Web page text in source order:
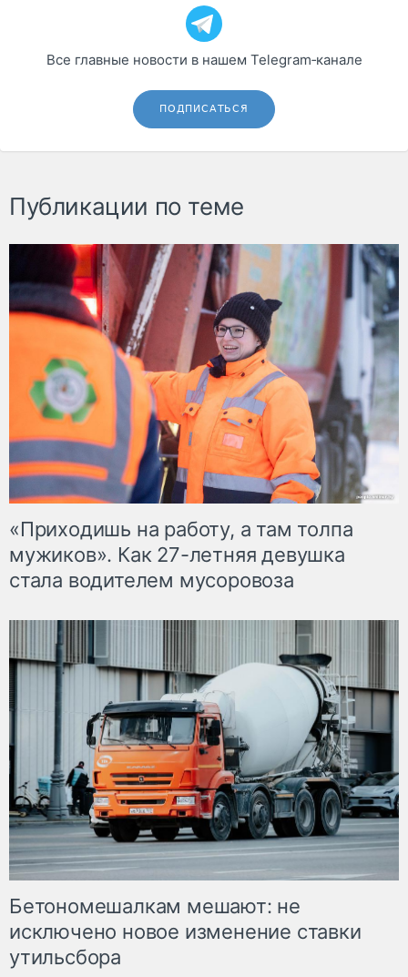
Все главные новости в нашем Telegram‑канале
ПОДПИСАТЬСЯ
Публикации по теме
«Приходишь на работу, а там толпа
мужиков». Как 27-летняя девушка
стала водителем мусоровоза
Бетономешалкам мешают: не
исключено новое изменение ставки
утильсбора